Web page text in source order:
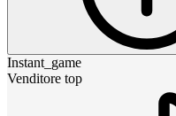
Instant_game
Venditore top